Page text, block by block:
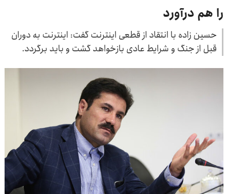
را هم درآورد
حسین زاده با انتقاد از قطعی اینترنت گفت: اینترنت به دوران
قبل از جنگ و شرایط عادی بازخواهد گشت و باید برگردد.